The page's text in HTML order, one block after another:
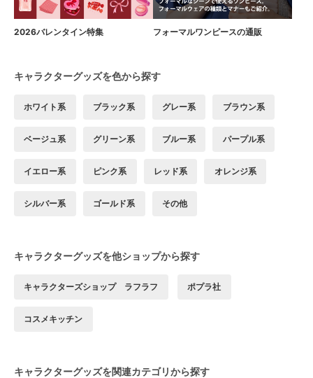
2026バレンタイン特集 フォーマルワンピースの通販
キャラクターグッズを色から探す
ホワイト系 ブラック系 グレー系 ブラウン系
ベージュ系 グリーン系 ブルー系 パープル系
イエロー系 ピンク系 レッド系 オレンジ系
シルバー系 ゴールド系 その他
キャラクターグッズを他ショップから探す
キャラクターズショップ ラフラフ ポプラ社
コスメキッチン
キャラクターグッズを関連カテゴリから探す